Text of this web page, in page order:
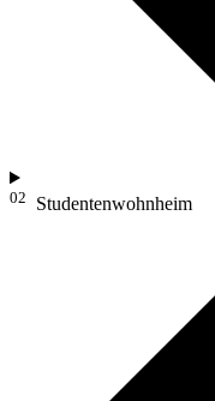
02 Studentenwohnheim